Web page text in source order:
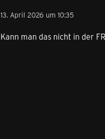
13. April 2026 um 10:35
Kann man das nicht in der